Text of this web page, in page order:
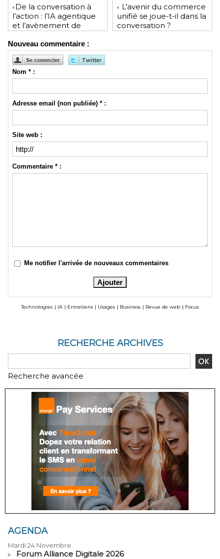
​De la conversation à
l’action : l’IA agentique
et l’avènement de
L’avenir du commerce
unifié se joue-t-il dans la
conversation ?
Nouveau commentaire :
Nom * :
Adresse email (non publiée) * :
Site web :
Commentaire * :
Me notifier l'arrivée de nouveaux commentaires
Technologies | IA | Entretiens | Usages | Business | Revue de web | Focus
RECHERCHE ARCHIVES
Recherche avancée
AGENDA
Mardi 24 Novembre
Forum Alliance Digitale 2026